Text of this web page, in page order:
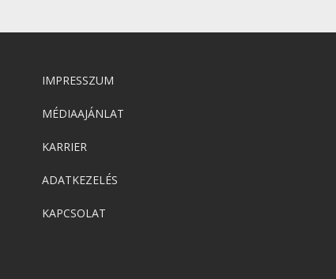
IMPRESSZUM
MÉDIAAJÁNLAT
KARRIER
ADATKEZELÉS
KAPCSOLAT